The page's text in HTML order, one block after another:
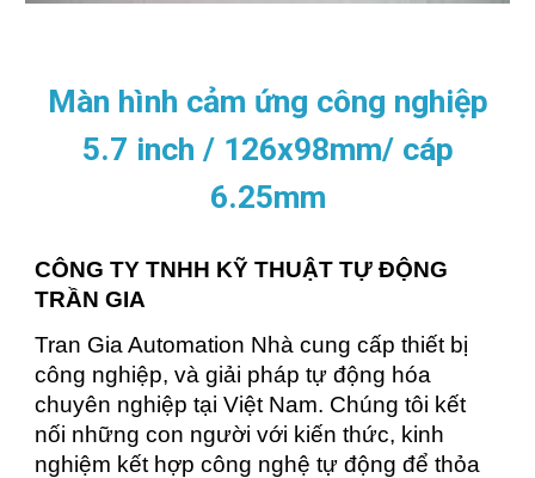
Màn hình cảm ứng công nghiệp
5.7 inch / 126x98mm/ cáp
6.25mm
CÔNG TY TNHH KỸ THUẬT TỰ ĐỘNG
TRẦN GIA
Tran Gia Automation Nhà cung cấp thiết bị
công nghiệp, và giải pháp tự động hóa
chuyên nghiệp tại Việt Nam. Chúng tôi kết
nối những con người với kiến thức, kinh
nghiệm kết hợp công nghệ tự động để thỏa